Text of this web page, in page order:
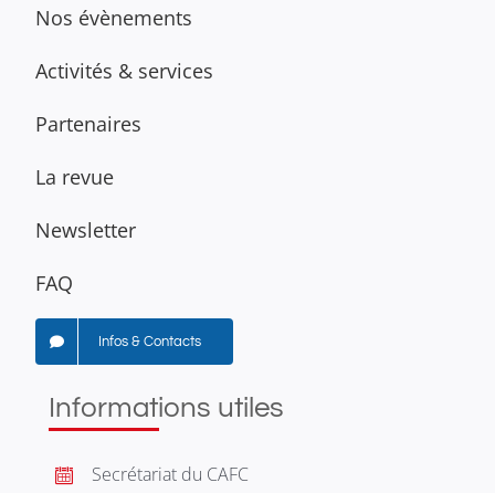
Nos évènements
Activités & services
Partenaires
La revue
Newsletter
FAQ
Infos & Contacts
Informations utiles
Secrétariat du CAFC